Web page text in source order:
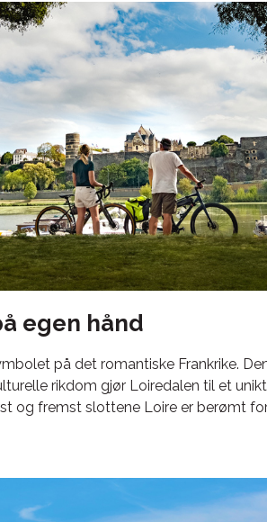
egen hånd
på det romantiske Frankrike.
rikdom gjør Loiredalen til et
og fremst slottene Loire er berømt